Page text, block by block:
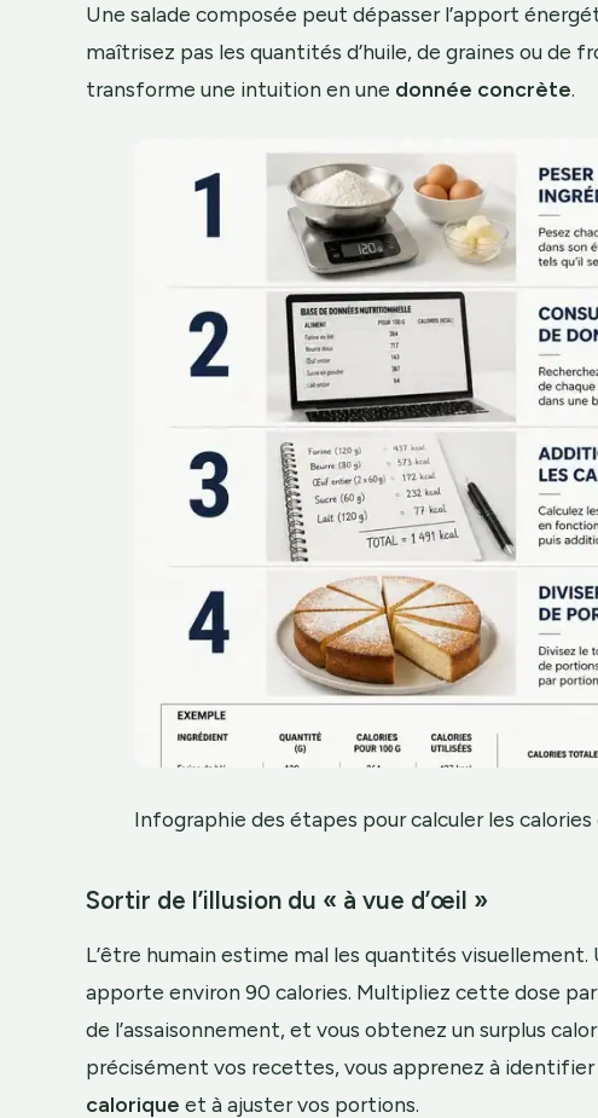
Une salade composée peut dépasser l’apport
maîtrisez pas les quantités d’huile, de graines ou de
transforme une intuition en une donnée concrète.
Infographie des étapes pour calculer les
Sortir de l’illusion du « à vue d’œil »
L’être humain estime mal les quantités visuellement.
apporte environ 90 calories. Multipliez cette dose
de l’assaisonnement, et vous obtenez un surplus
précisément vos recettes, vous apprenez à
calorique et à ajuster vos portions.